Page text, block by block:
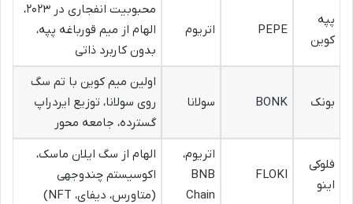
پپه
کوین
PEPE اتریوم
محبوبیت انفجاری در ۲۰۲۳،
الهام از میم قورباغه پپه،
بدون کاربرد ذاتی
بونک BONK سولانا
اولین میم کوین با تم سگ
روی سولانا، توزیع ایردراپ
گسترده، جامعه محور
فلوکی
اینو
FLOKI
اتریوم،
BNB
Chain
الهام از سگ ایلان ماسک،
اکوسیستم چندوجهی
(متاورس، دیفای، NFT)